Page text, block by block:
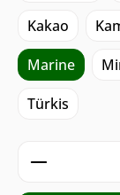
Kakao
Marine
Türkis
Produkt